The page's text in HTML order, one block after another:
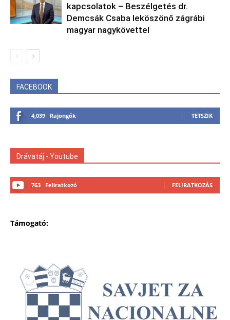
kapcsolatok – Beszélgetés dr.
Demcsák Csaba leköszönő zágrábi
magyar nagykövettel
FACEBOOK
4,039 Rajongók TETSZIK
Drávatáj - Youtube
763 Feliratkozó FELIRATKOZÁS
Támogató: